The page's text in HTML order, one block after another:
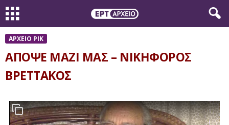
ΑΡΧΕΙΟ ΡΙΚ
ΑΠΟΨΕ ΜΑΖΙ ΜΑΣ – ΝΙΚΗΦΟΡΟΣ
ΒΡΕΤΤΑΚΟΣ